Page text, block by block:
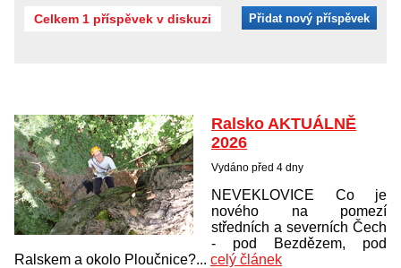
Celkem 1 příspěvek v diskuzi Přidat nový příspěvek
Ralsko AKTUÁLNĚ
2026
Vydáno před 4 dny
NEVEKLOVICE Co je
nového na pomezí
středních a severních Čech
- pod Bezdězem, pod
Ralskem a okolo Ploučnice?... celý článek